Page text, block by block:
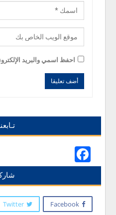
احفظ اسمي والبريد
Facebook
Twitter